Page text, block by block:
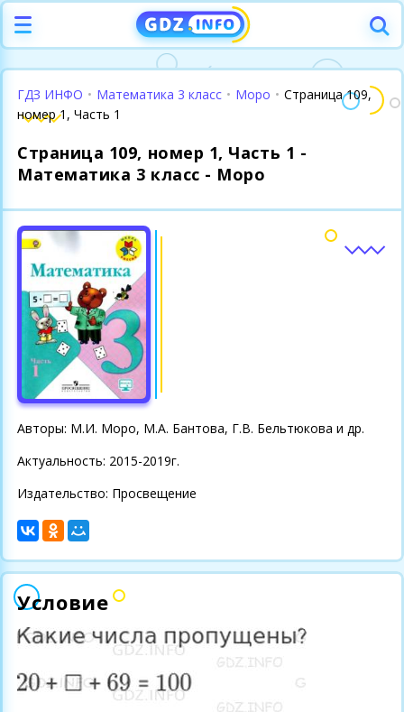
ГДЗ ИНФО • Математика 3 класс • Моро • Страница 109,
номер 1, Часть 1
Страница 109, номер 1, Часть 1 -
Математика 3 класс - Моро
Авторы: М.И. Моро, М.А. Бантова, Г.В. Бельтюкова и др.
Актуальность: 2015-2019г.
Издательство: Просвещение
Условие